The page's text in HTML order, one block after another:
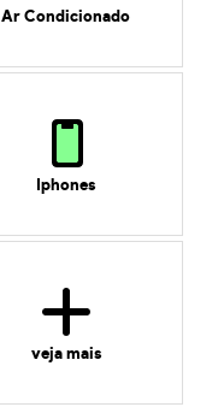
Ar Condicionado
Iphones
veja mais